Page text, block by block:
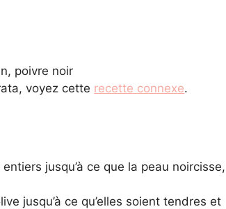
poivre noir
voyez cette recette connexe.
jusqu’à ce que la peau noircisse,
jusqu’à ce qu’elles soient tendres et